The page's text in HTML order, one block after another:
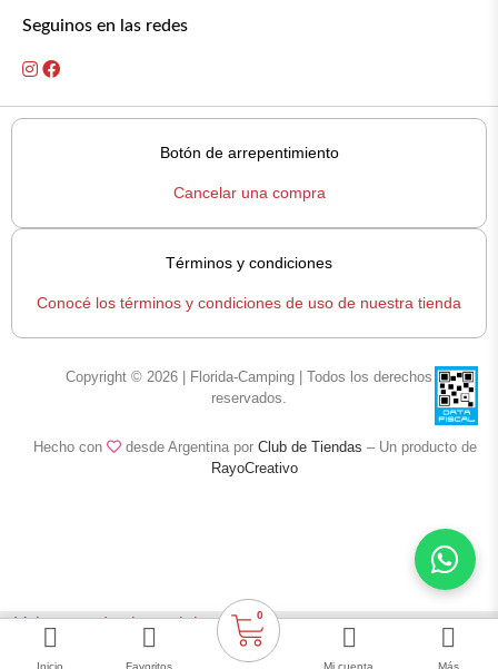
Inicio Favoritos
0
Mi cuenta Más
Seguinos en las redes
Botón de arrepentimiento
Cancelar una compra
Términos y condiciones
Conocé los términos y condiciones de uso de nuestra tienda
Copyright © 2026 | Florida-Camping | Todos los derechos
reservados.
Hecho con desde Argentina por Club de Tiendas – Un producto de
RayoCreativo
< Volver a todas las opiniones
Bolsa de Supervivencia Aluminizada marca FC